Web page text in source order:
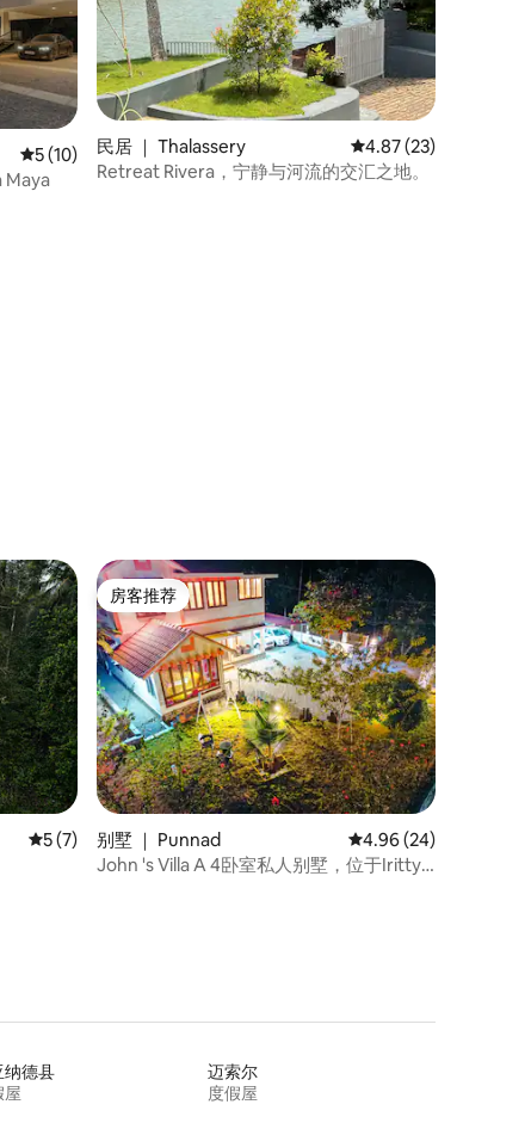
平均评分 5 分（满分 5 分），共 10 条评价
5 (10)
Maya
民居 ｜ Thalassery 平均评分 4.87 分（满
4.87 (23)
Retreat Rivera，宁静与河流的交汇之地。
平均评分 5 分（满分 5 分），共 7 条评价
5 (7)
房客推荐
房客推荐
别墅 ｜ Punnad 平均评分 4.96 分（满
4.96 (24)
John 's Villa A 4卧室私人别墅，位于Iritty
纳德县
屋
迈索尔
度假屋